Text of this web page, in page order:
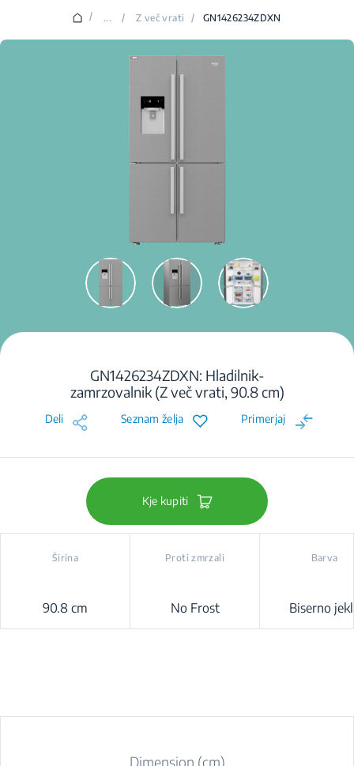
/ ... / Z več vrati / GN1426234ZDXN
GN1426234ZDXN: Hladilnik-
zamrzovalnik (Z več vrati, 90.8 cm)
Deli Seznam želja Primerjaj
Kje kupiti
Širina
90.8 cm
Proti zmrzali
No Frost
Barva
Biserno
Dimension (cm)